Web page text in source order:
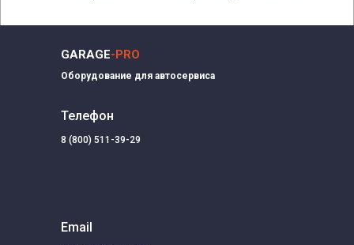
GARAGE-PRO
Оборудование для автосервиса
Телефон
8 (800) 511-39-29
Email